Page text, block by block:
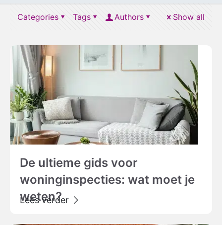
Categories Tags Authors Show all
De ultieme gids voor
woninginspecties: wat moet je
weten?